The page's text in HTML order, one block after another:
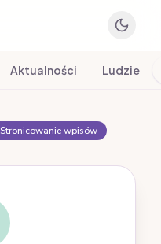
Aktualności Ludzie
Stronicowanie wpisów